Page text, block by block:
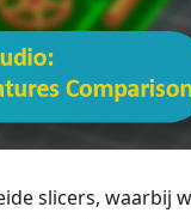
slicers, waarbij